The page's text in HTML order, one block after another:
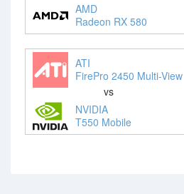
AMD
Radeon RX 580
ATI
FirePro 2450 Multi-View
vs
NVIDIA
T550 Mobile